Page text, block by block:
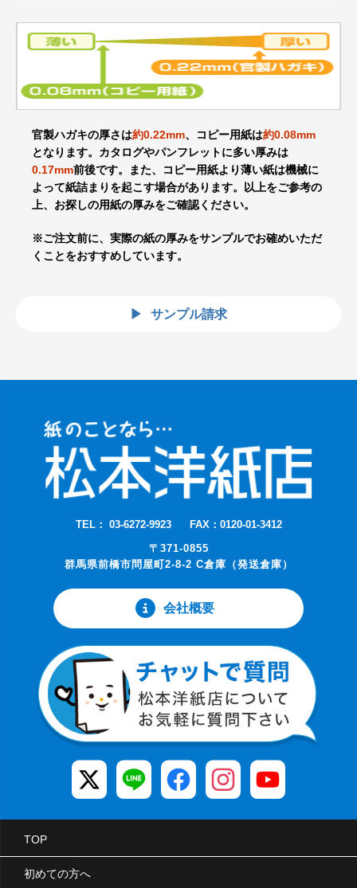
官製ハガキの厚さは約0.22mm、コピー用紙は約0.08mm
となります。カタログやパンフレットに多い厚みは
0.17mm前後です。また、コピー用紙より薄い紙は機械に
よって紙詰まりを起こす場合があります。以上をご参考の
上、お探しの用紙の厚みをご確認ください。
※ご注文前に、実際の紙の厚みをサンプルでお確めいただ
くことをおすすめしています。
サンプル請求
TEL： 03-6272-9923
FAX：0120-01-3412
〒371-0855
群馬県前橋市問屋町2-8-2 C倉庫（発送倉庫）
会社概要
TOP
初めての方へ